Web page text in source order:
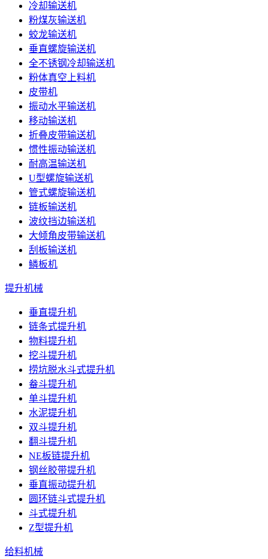
冷却输送机
粉煤灰输送机
蛟龙输送机
垂直螺旋输送机
全不锈钢冷却输送机
粉体真空上料机
皮带机
振动水平输送机
移动输送机
折叠皮带输送机
惯性振动输送机
耐高温输送机
U型螺旋输送机
管式螺旋输送机
链板输送机
波纹挡边输送机
大倾角皮带输送机
刮板输送机
鳞板机
提升机械
垂直提升机
链条式提升机
物料提升机
挖斗提升机
捞坑脱水斗式提升机
畚斗提升机
单斗提升机
水泥提升机
双斗提升机
翻斗提升机
NE板链提升机
钢丝胶带提升机
垂直振动提升机
圆环链斗式提升机
斗式提升机
Z型提升机
给料机械